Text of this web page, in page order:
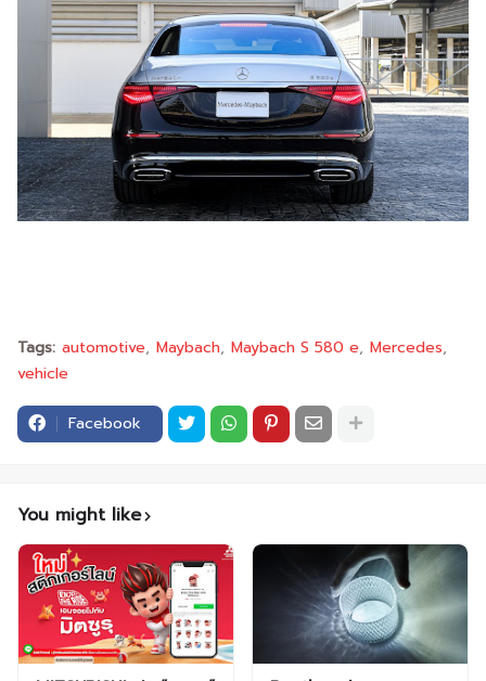
Tags: automotive Maybach Maybach S 580 e Mercedes
vehicle
Facebook
You might like